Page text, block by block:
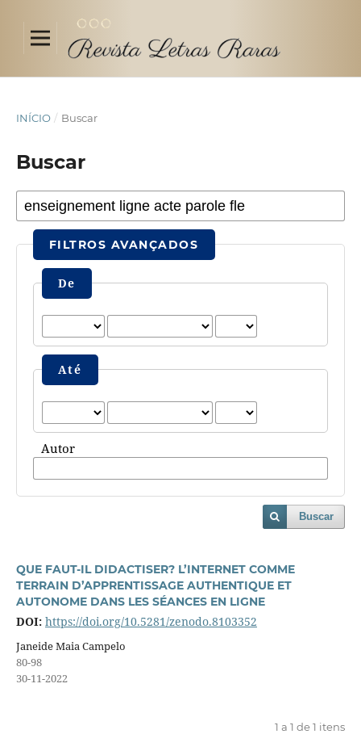
INÍCIO / Buscar
Buscar
FILTROS AVANÇADOS
De
Até
Autor
Buscar
QUE FAUT-IL DIDACTISER? L’INTERNET COMME
TERRAIN D’APPRENTISSAGE AUTHENTIQUE ET
AUTONOME DANS LES SÉANCES EN LIGNE
DOI: https://doi.org/10.5281/zenodo.8103352
Janeide Maia Campelo
80-98
30-11-2022
1 a 1 de 1 itens